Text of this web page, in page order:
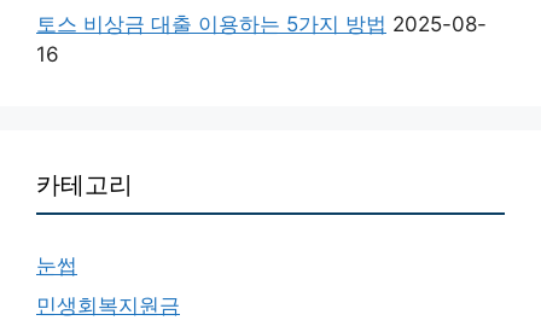
토스 비상금 대출 이용하는 5가지 방법 2025-08-
16
카테고리
눈썹
민생회복지원금